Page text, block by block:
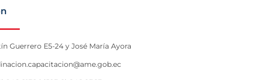
Guerrero E5-24 y José María Ayora